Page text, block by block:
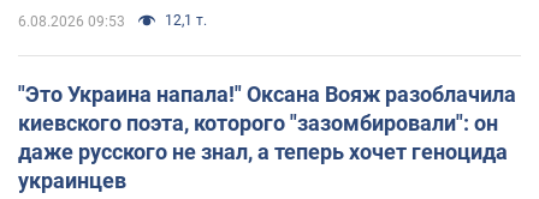
6.08.2026 09:53 12,1 т.
"Это Украина напала!" Оксана Вояж разоблачила
киевского поэта, которого "зазомбировали": он
даже русского не знал, а теперь хочет геноцида
украинцев